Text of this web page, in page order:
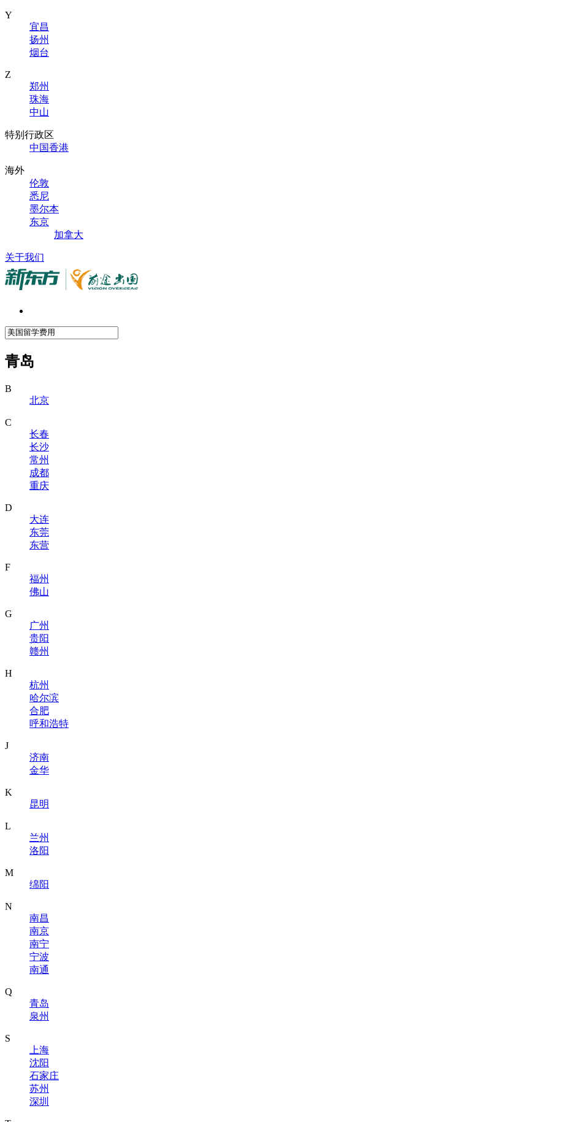
Y
宜昌
扬州
烟台
Z
郑州
珠海
中山
特别行政区
中国香港
海外
伦敦
悉尼
墨尔本
东京
加拿大
关于我们
青岛
B
北京
C
长春
长沙
常州
成都
重庆
D
大连
东莞
东营
F
福州
佛山
G
广州
贵阳
赣州
H
杭州
哈尔滨
合肥
呼和浩特
J
济南
金华
K
昆明
L
兰州
洛阳
M
绵阳
N
南昌
南京
南宁
宁波
南通
Q
青岛
泉州
S
上海
沈阳
石家庄
苏州
深圳